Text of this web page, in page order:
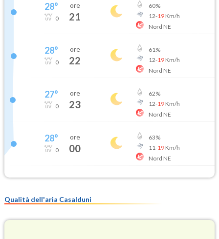
28°
0
ore
21
60%
12-19Km/h
Nord NE
28°
0
ore
22
61%
12-19Km/h
Nord NE
27°
0
ore
23
62%
12-19Km/h
Nord NE
28°
0
ore
00
63%
11-19Km/h
Nord NE
Qualità dell'aria Casalduni